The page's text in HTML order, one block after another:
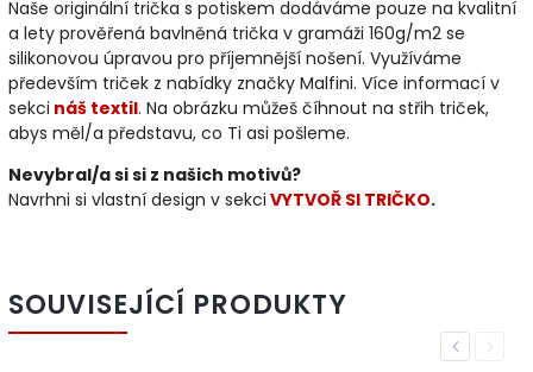
Naše originální trička s potiskem dodáváme pouze na kvalitní
a lety prověřená bavlněná trička v gramáži 160g/m2 se
silikonovou úpravou pro příjemnější nošení. Využíváme
především triček z nabídky značky Malfini. Více informací v
sekci náš textil. Na obrázku můžeš číhnout na střih triček,
abys měl/a představu, co Ti asi pošleme.
Nevybral/a si si z našich motivů?
Navrhni si vlastní design v sekci VYTVOŘ SI TRIČKO.
SOUVISEJÍCÍ PRODUKTY
PreviousNext